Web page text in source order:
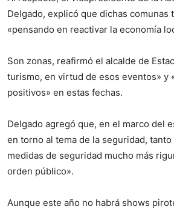
Delgado, explicó que dichas
«pensando en reactivar la economía
Son zonas, reafirmó el alcalde de
turismo, en virtud de esos eventos» y
positivos» en estas fechas.
Delgado agregó que, en el marco del
en torno al tema de la seguridad,
medidas de seguridad mucho más
orden público».
Aunque este año no habrá shows